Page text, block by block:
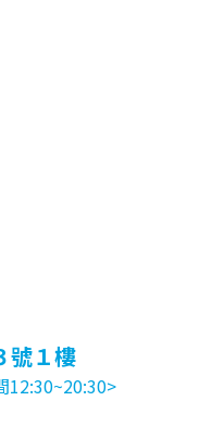
號１樓
12:30~20:30>